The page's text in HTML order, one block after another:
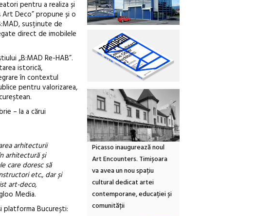
pentru a realiza și
Deco” propune și o
susținute de
direct de imobilele
„B:MAD Re-HAB”.
istorică,
în contextul
pentru valorizarea,
– la a cărui
arhitecturii
arhitectură și
care doresc să
etc., dar și
art-deco,
Media.
platforma București:
Picasso inaugurează noul
Art Encounters. Timișoara
va avea un nou spațiu
cultural dedicat artei
contemporane, educației și
comunității